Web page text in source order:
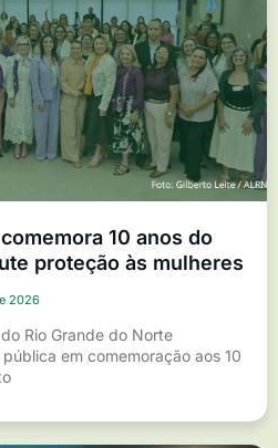
10 anos do
proteção às mulheres
2026
Rio Grande do Norte
em comemoração aos 10